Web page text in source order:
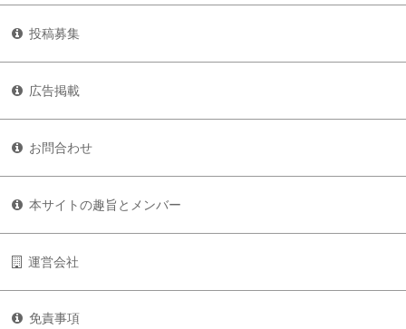
投稿募集
広告掲載
お問合わせ
本サイトの趣旨とメンバー
運営会社
免責事項